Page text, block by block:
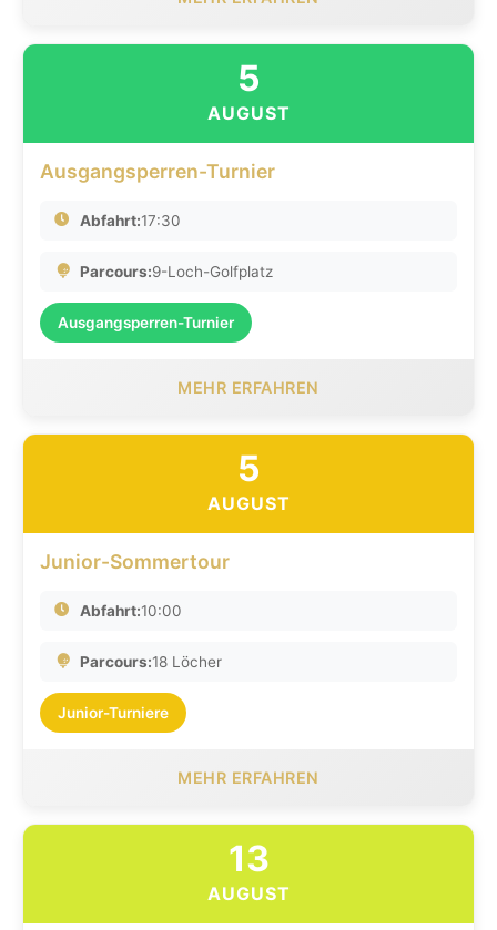
5
AUGUST
Ausgangsperren-Turnier
Abfahrt:17:30
Parcours:9-Loch-Golfplatz
Ausgangsperren-Turnier
MEHR ERFAHREN
5
AUGUST
Junior-Sommertour
Abfahrt:10:00
Parcours:18 Löcher
Junior-Turniere
MEHR ERFAHREN
13
AUGUST